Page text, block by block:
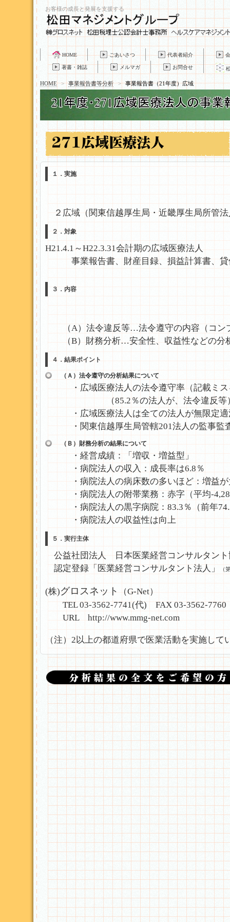
お客様の成長と発展を支援する
HOME ごあいさつ 代表者紹介
著書・雑誌 メルマガ お問合せ
HOME > 事業報告書等分析 > 事業報告書（21年度）広域
１．実施
２広域（関東信越厚生局・近畿厚生局所管法
２．対象
H21.4.1～H22.3.31会計期の広域医療法人
事業報告書、財産目録、損益計算書、貸
３．内容
（A）法令違反等…法令遵守の内容（コン
（B）財務分析…安全性、収益性などの分
４．結果ポイント
（Ａ）法令遵守の分析結果について
・広域医療法人の法令遵守率（記載ミス
（85.2％の法人が、法令違反等
・広域医療法人は全ての法人が無限定適
・関東信越厚生局管轄201法人の監事監査
（Ｂ）財務分析の結果について
・経営成績：「増収・増益型」
・病院法人の収入：成長率は6.8％
・病院法人の病床数の多いほど：増益が
・病院法人の附帯業務：赤字（平均-
・病院法人の黒字病院：83.3％（前年
・病院法人の収益性は向上
５．実行主体
公益社団法人 日本医業経営コンサルタント
認定登録「医業経営コンサルタント法人」
（
(株)グロスネット
（G‐Net）
TEL 03‐3562‐7741(代) FAX 03‐3562‐7760
URL http://www.mmg-net.com
（注）2以上の都道府県で医業活動を実施し